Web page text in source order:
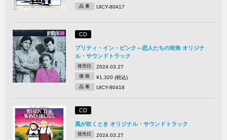
品 番 UICY-80417
CD
プリティ・イン・ピンク～恋人たちの街角 オリジナ
ル・サウンドトラック
発売日 2024.03.27
価 格 ¥1,320 (税込)
品 番 UICY-80418
CD
風が吹くとき オリジナル・サウンドトラック
発売日 2024.03.27